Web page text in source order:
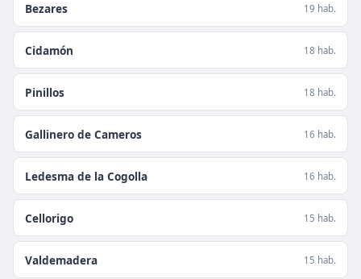
Bezares 19 hab.
Cidamón 18 hab.
Pinillos 18 hab.
Gallinero de Cameros 16 hab.
Ledesma de la Cogolla 16 hab.
Cellorigo 15 hab.
Valdemadera 15 hab.